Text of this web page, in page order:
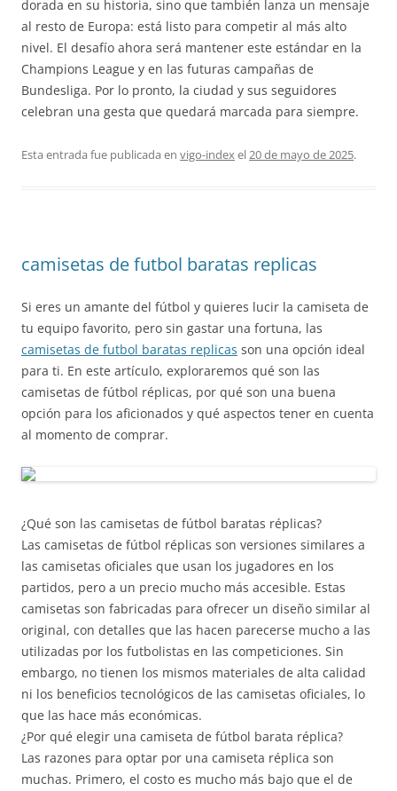
dorada en su historia, sino que también lanza un mensaje
al resto de Europa: está listo para competir al más alto
nivel. El desafío ahora será mantener este estándar en la
Champions League y en las futuras campañas de
Bundesliga. Por lo pronto, la ciudad y sus seguidores
celebran una gesta que quedará marcada para siempre.
Esta entrada fue publicada en vigo-indexel20 de mayo de 2025.
camisetas de futbol baratas replicas
Si eres un amante del fútbol y quieres lucir la camiseta de
tu equipo favorito, pero sin gastar una fortuna, las
camisetas de futbol baratas replicas son una opción ideal
para ti. En este artículo, exploraremos qué son las
camisetas de fútbol réplicas, por qué son una buena
opción para los aficionados y qué aspectos tener en cuenta
al momento de comprar.
¿Qué son las camisetas de fútbol baratas réplicas?
Las camisetas de fútbol réplicas son versiones similares a
las camisetas oficiales que usan los jugadores en los
partidos, pero a un precio mucho más accesible. Estas
camisetas son fabricadas para ofrecer un diseño similar al
original, con detalles que las hacen parecerse mucho a las
utilizadas por los futbolistas en las competiciones. Sin
embargo, no tienen los mismos materiales de alta calidad
ni los beneficios tecnológicos de las camisetas oficiales, lo
que las hace más económicas.
¿Por qué elegir una camiseta de fútbol barata réplica?
Las razones para optar por una camiseta réplica son
muchas. Primero, el costo es mucho más bajo que el de